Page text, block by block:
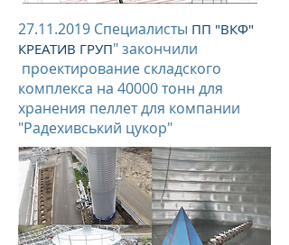
27.11.2019 Специалисты ПП "ВКФ"
КРЕАТИВ ГРУП" закончили
проектирование складского
комплекса на 40000 тонн для
хранения пеллет для компании
"Радехивський цукор"